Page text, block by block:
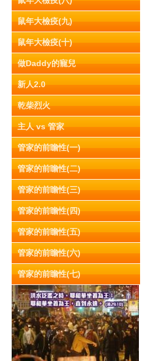
鼠年大檢疫(九)
鼠年大檢疫(十)
做Daddy的寵兒
新人2.0
乾柴烈火
主人 vs 管家
管家的前瞻性(一)
管家的前瞻性(二)
管家的前瞻性(三)
管家的前瞻性(四)
管家的前瞻性(五)
管家的前瞻性(六)
管家的前瞻性(七)